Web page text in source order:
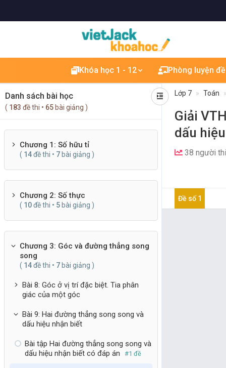
Khóa học 1 - 12 Phòng luyện đề
Danh sách bài học
( 183 đề thi • 65bài giảng )
Chương 1: Số hữu tỉ
( 14đề thi • 7bài giảng )
Chương 2: Số thực
( 10đề thi • 5bài giảng )
Chương 3: Góc và đường thẳng song
song
( 14đề thi • 7bài giảng )
Bài 8: Góc ở vị trí đặc biệt. Tia phân
giác của một góc
Bài 9: Hai đường thẳng song song và
dấu hiệu nhận biết
Bài tập Hai đường thẳng song song và
dấu hiệu nhận biết có đáp án
#1 đề
Lớp 7 Toán
Giải
dấu
38 người
Đề số 1